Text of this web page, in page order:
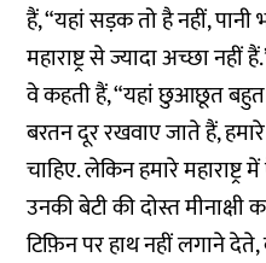
हैं, “यहां सड़क तो है नहीं,
महाराष्ट्र से ज्यादा अच्छा नहीं
वे कहती हैं, “यहां छुआछूत बहुत
बरतन दूर रखवाए जाते हैं,
चाहिए. लेकिन हमारे महाराष्ट्र
उनकी बेटी की दोस्त
टिफ़िन पर हाथ नहीं लगाने